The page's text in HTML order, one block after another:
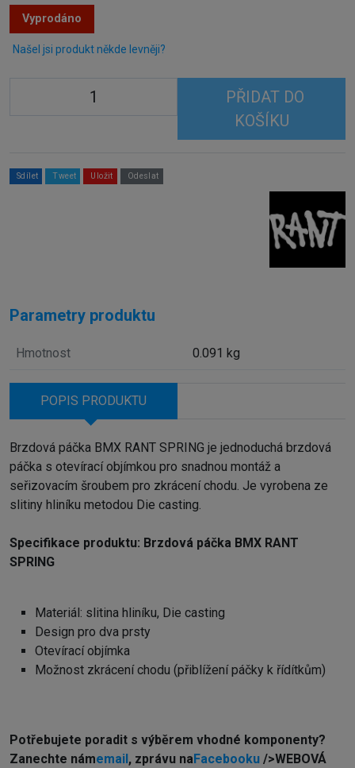
Vyprodáno
Našel jsi produkt někde levněji?
PŘIDAT DO
KOŠÍKU
Sdílet Tweet Uložit Odeslat
Parametry produktu
Hmotnost 0.091 kg
POPIS PRODUKTU
Brzdová páčka BMX RANT SPRING je jednoduchá brzdová
páčka s otevírací objímkou ​​pro snadnou montáž a
seřizovacím šroubem pro zkrácení chodu. Je vyrobena ze
slitiny hliníku metodou Die casting.
Specifikace produktu: Brzdová páčka BMX RANT
SPRING
Materiál: slitina hliníku, Die casting
Design pro dva prsty
Otevírací objímka
Možnost zkrácení chodu (přiblížení páčky k řídítkům)
Potřebujete poradit s výběrem vhodné komponenty?
Zanechte námemail , zprávu na Facebooku />WEBOVÁ